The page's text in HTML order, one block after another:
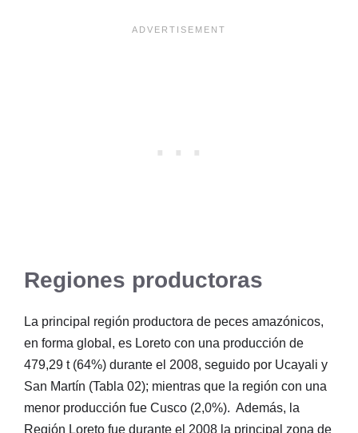
Regiones productoras
La principal región productora de peces amazónicos,
en forma global, es Loreto con una producción de
479,29 t (64%) durante el 2008, seguido por Ucayali y
San Martín (Tabla 02); mientras que la región con una
menor producción fue Cusco (2,0%). Además, la
Región Loreto fue durante el 2008 la principal zona de